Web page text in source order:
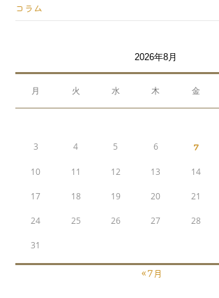
コラム
2026年8月
月 火 水 木 金
3 4 5 6 7
10 11 12 13 14
17 18 19 20 21
24 25 26 27 28
31
« 7月